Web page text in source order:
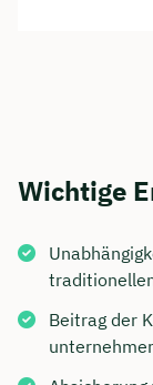
Wichtige
Beitrag der